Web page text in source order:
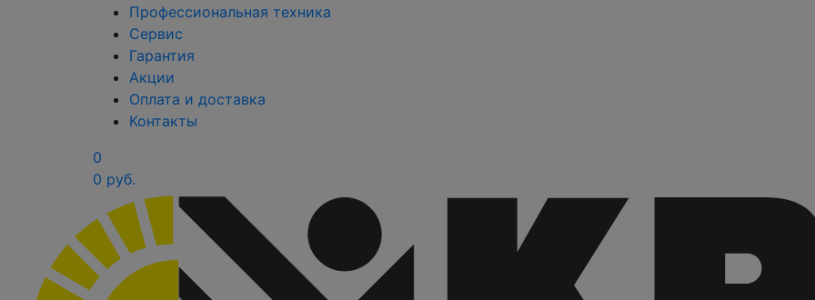
Профессиональная техника
Сервис
Гарантия
Акции
Оплата и доставка
Контакты
0
0 руб.